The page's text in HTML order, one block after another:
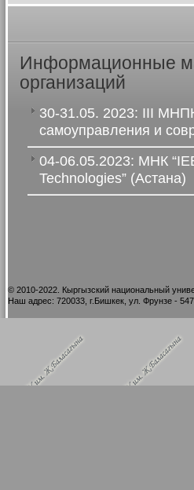
Информационные
организаций
30-31.05. 2023: III
самоуправления и
04-06.05.2023: МНК
Technologies” (Астана)
© 2010-2022. Кыргызский национальный
Наш адрес: 720033, г.Бишкек, ул. Фрунзе -